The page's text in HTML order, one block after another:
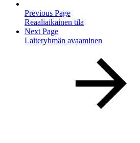
Previous Page
Reaaliaikainen tila
Next Page
Laiteryhmän avaaminen